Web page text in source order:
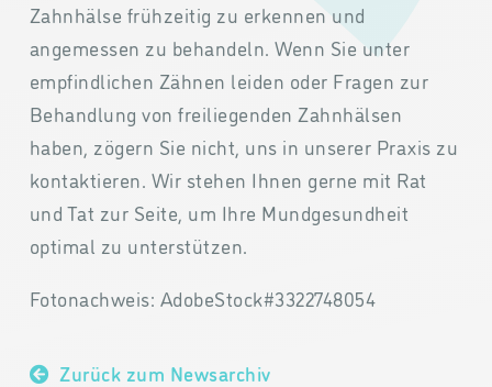
Zahnhälse frühzeitig zu erkennen und
angemessen zu behandeln. Wenn Sie unter
empfindlichen Zähnen leiden oder Fragen zur
Behandlung von freiliegenden Zahnhälsen
haben, zögern Sie nicht, uns in unserer Praxis zu
kontaktieren. Wir stehen Ihnen gerne mit Rat
und Tat zur Seite, um Ihre Mundgesundheit
optimal zu unterstützen.
Fotonachweis: AdobeStock#3322748054
Zurück zum Newsarchiv